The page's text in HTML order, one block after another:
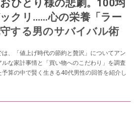
ひとり様の悲劇。100均
クリ……心の栄養「ラー
する男のサバイバル術
は、「値上げ時代の節約と贅沢」についてアン
な家計事情と「買い物へのこだわり」を調査
算の中で賢く生きる40代男性の回答を紹介し